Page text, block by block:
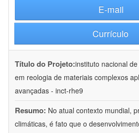
E-mail
Currículo
Título do Projeto:instituto nacional
em reologia de materiais complexos
avançadas - inct-rhe9
Resumo: No atual contexto mundial,
climáticas, é fato que o